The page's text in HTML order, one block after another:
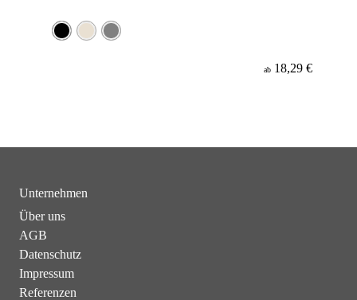
ab 18,29 €
Unternehmen
Über uns
AGB
Datenschutz
Impressum
Referenzen